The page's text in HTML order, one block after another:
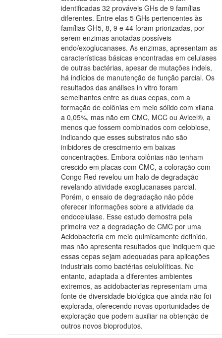
identificadas 32 prováveis GHs de 9 famílias
diferentes. Entre elas 5 GHs pertencentes às
famílias GH5, 8, 9 e 44 foram priorizadas, por
serem enzimas anotadas possíveis
endo/exoglucanases. As enzimas, apresentam as
características básicas encontradas em celulases
de outras bactérias, apesar de mutações indels,
há indícios de manutenção de função parcial. Os
resultados das análises in vitro foram
semelhantes entre as duas cepas, com a
formação de colônias em meio sólido com xilana
a 0,05%, mas não em CMC, MCC ou Avicel®, a
menos que fossem combinados com celobiose,
indicando que esses substratos não são
inibidores de crescimento em baixas
concentrações. Embora colônias não tenham
crescido em placas com CMC, a coloração com
Congo Red revelou um halo de degradação
revelando atividade exoglucanases parcial.
Porém, o ensaio de degradação não pôde
oferecer informações sobre a atividade da
endocelulase. Esse estudo demostra pela
primeira vez a degradação de CMC por uma
Acidobacteria em meio quimicamente definido,
mas não apresenta resultados que indiquem que
essas cepas sejam adequadas para aplicações
industriais como bactérias celulolíticas. No
entanto, adaptada a diferentes ambientes
extremos, as acidobacterias representam uma
fonte de diversidade biológica que ainda não foi
explorada, oferecendo novas oportunidades de
exploração que podem auxiliar na obtenção de
outros novos bioprodutos.